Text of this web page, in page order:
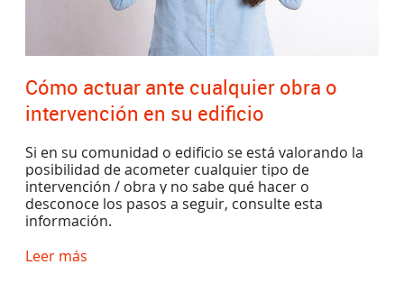
Cómo actuar ante cualquier obra o
intervención en su edificio
Si en su comunidad o edificio se está valorando la
posibilidad de acometer cualquier tipo de
intervención / obra y no sabe qué hacer o
desconoce los pasos a seguir, consulte esta
información.
Leer más